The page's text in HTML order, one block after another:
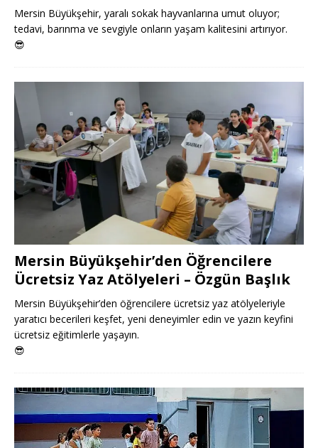
Mersin Büyükşehir, yaralı sokak hayvanlarına umut oluyor;
tedavi, barınma ve sevgiyle onların yaşam kalitesini artırıyor.
😎
Mersin Büyükşehir’den Öğrencilere
Ücretsiz Yaz Atölyeleri – Özgün Başlık
Mersin Büyükşehir’den öğrencilere ücretsiz yaz atölyeleriyle
yaratıcı becerileri keşfet, yeni deneyimler edin ve yazın keyfini
ücretsiz eğitimlerle yaşayın.
😎